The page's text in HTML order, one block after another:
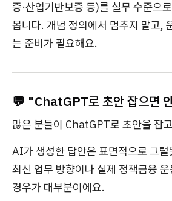
증·산업기반보증 등)를 실무 수준으
봅니다. 개념 정의에서 멈추지 말고,
는 준비가 필요해요.
💬 "ChatGPT로 초안 잡으면
많은 분들이 ChatGPT로 초안을 잡
AI가 생성한 답안은 표면적으로 그럴
최신 업무 방향이나 실제 정책금융
경우가 대부분이에요.